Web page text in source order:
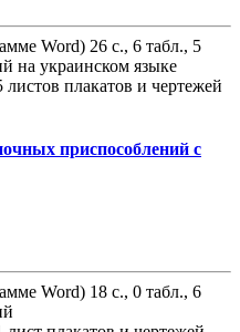
Word) 26 с., 6 табл., 5
на украинском языке
плакатов и чертежей
приспособлений с
Word) 18 с., 0 табл., 6